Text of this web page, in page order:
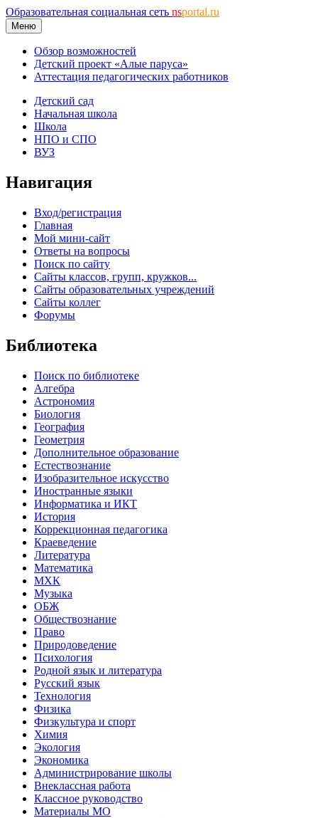
Образовательная социальная сеть nsportal.ru
Меню
Обзор возможностей
Детский проект «Алые паруса»
Аттестация педагогических работников
Детский сад
Начальная школа
Школа
НПО и СПО
ВУЗ
Навигация
Вход/регистрация
Главная
Мой мини-сайт
Ответы на вопросы
Поиск по сайту
Сайты классов, групп, кружков...
Сайты образовательных учреждений
Сайты коллег
Форумы
Библиотека
Поиск по библиотеке
Алгебра
Астрономия
Биология
География
Геометрия
Дополнительное образование
Естествознание
Изобразительное искусство
Иностранные языки
Информатика и ИКТ
История
Коррекционная педагогика
Краеведение
Литература
Математика
МХК
Музыка
ОБЖ
Обществознание
Право
Природоведение
Психология
Родной язык и литература
Русский язык
Технология
Физика
Физкультура и спорт
Химия
Экология
Экономика
Администрирование школы
Внеклассная работа
Классное руководство
Материалы МО